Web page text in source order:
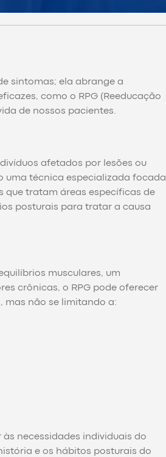
sintomas; ela abrange a
como o RPG (Reeducação
de nossos pacientes.
afetados por lesões ou
uma técnica especializada focada
que tratam áreas específicas de
posturais para tratar a causa
musculares, um
crônicas, o RPG pode oferecer
mas não se limitando a:
necessidades individuais do
e os hábitos posturais do